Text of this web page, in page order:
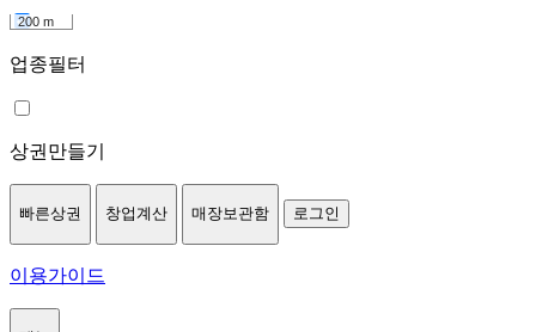
200 m
업종필터
상권만들기
빠른상권 창업계산 매장보관함 로그인
이용가이드